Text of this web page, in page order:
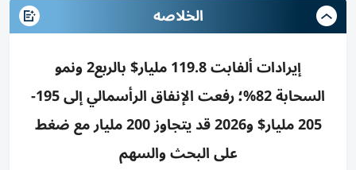
الخلاصه
إيرادات ألفابت 119.8 مليار$ بالربع2 ونمو
السحابة 82%؛ رفعت الإنفاق الرأسمالي إلى 195-
205 مليار$ و2026 قد يتجاوز 200 مليار مع ضغط
على البحث والسهم